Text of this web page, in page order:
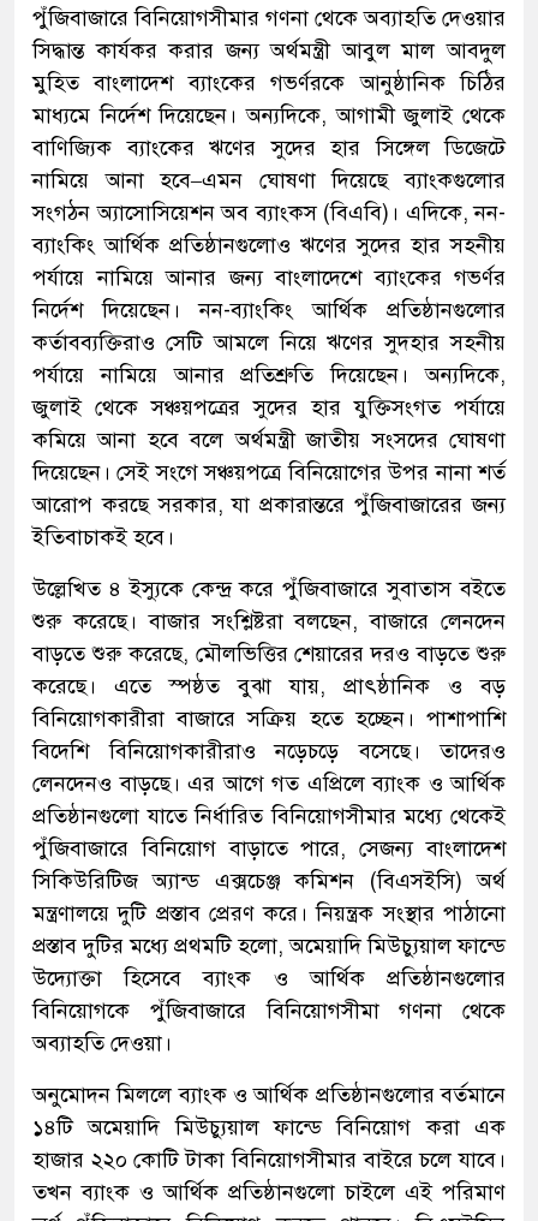
পুঁজিবাজারে বিনিয়োগসীমার গণনা থেকে অব্যাহতি দেওয়ার
সিদ্ধান্ত কার্যকর করার জন্য অর্থমন্ত্রী আবুল মাল আবদুল
মুহিত বাংলাদেশ ব্যাংকের গভর্ণরকে আনুষ্ঠানিক চিঠির
মাধ্যমে নির্দেশ দিয়েছেন। অন্যদিকে, আগামী জুলাই থেকে
বাণিজ্যিক ব্যাংকের ঋণের সুদের হার সিঙ্গেল ডিজেটে
নামিয়ে আনা হবে–এমন ঘোষণা দিয়েছে ব্যাংকগুলোর
সংগঠন অ্যাসোসিয়েশন অব ব্যাংকস (বিএবি)। এদিকে, নন-
ব্যাংকিং আর্থিক প্রতিষ্ঠানগুলোও ঋণের সুদের হার সহনীয়
পর্যায়ে নামিয়ে আনার জন্য বাংলাদেশে ব্যাংকের গভর্ণর
নির্দেশ দিয়েছেন। নন-ব্যাংকিং আর্থিক প্রতিষ্ঠানগুলোর
কর্তাবব্যক্তিরাও সেটি আমলে নিয়ে ঋণের সুদহার সহনীয়
পর্যায়ে নামিয়ে আনার প্রতিশ্রুতি দিয়েছেন। অন্যদিকে,
জুলাই থেকে সঞ্চয়পত্রের সুদের হার যুক্তিসংগত পর্যায়ে
কমিয়ে আনা হবে বলে অর্থমন্ত্রী জাতীয় সংসদের ঘোষণা
দিয়েছেন। সেই সংগে সঞ্চয়পত্রে বিনিয়োগের উপর নানা শর্ত
আরোপ করছে সরকার, যা প্রকারান্তরে পুঁজিবাজারের জন্য
ইতিবাচাকই হবে।
উল্লেখিত ৪ ইস্যুকে কেন্দ্র করে পুঁজিবাজারে সুবাতাস বইতে
শুরু করেছে। বাজার সংশ্লিষ্টরা বলছেন, বাজারে লেনদেন
বাড়তে শুরু করেছে, মৌলভিত্তির শেয়ারের দরও বাড়তে শুরু
করেছে। এতে স্পষ্ঠত বুঝা যায়, প্রাৎষ্ঠানিক ও বড়
বিনিয়োগকারীরা বাজারে সক্রিয় হতে হচ্ছেন। পাশাপাশি
বিদেশি বিনিয়োগকারীরাও নড়েচড়ে বসেছে। তাদেরও
লেনদেনও বাড়ছে। এর আগে গত এপ্রিলে ব্যাংক ও আর্থিক
প্রতিষ্ঠানগুলো যাতে নির্ধারিত বিনিয়োগসীমার মধ্যে থেকেই
পুঁজিবাজারে বিনিয়োগ বাড়াতে পারে, সেজন্য বাংলাদেশ
সিকিউরিটিজ অ্যান্ড এক্সচেঞ্জ কমিশন (বিএসইসি) অর্থ
মন্ত্রণালয়ে দুটি প্রস্তাব প্রেরণ করে। নিয়ন্ত্রক সংস্থার পাঠানো
প্রস্তাব দুটির মধ্যে প্রথমটি হলো, অমেয়াদি মিউচ্যুয়াল ফান্ডে
উদ্যোক্তা হিসেবে ব্যাংক ও আর্থিক প্রতিষ্ঠানগুলোর
বিনিয়োগকে পুঁজিবাজারে বিনিয়োগসীমা গণনা থেকে
অব্যাহতি দেওয়া।
অনুমোদন মিললে ব্যাংক ও আর্থিক প্রতিষ্ঠানগুলোর বর্তমানে
১৪টি অমেয়াদি মিউচ্যুয়াল ফান্ডে বিনিয়োগ করা এক
হাজার ২২০ কোটি টাকা বিনিয়োগসীমার বাইরে চলে যাবে।
তখন ব্যাংক ও আর্থিক প্রতিষ্ঠানগুলো চাইলে এই পরিমাণ